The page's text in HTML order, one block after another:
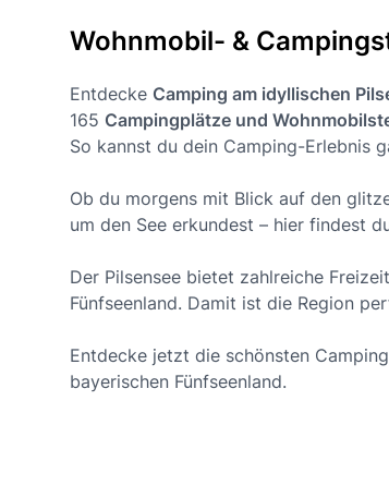
Wohnmobil- &
Entdecke Camping am idyllischen
165 Campingplätze und
So kannst du dein Camping-Erlebnis
Ob du morgens mit Blick auf den
um den See erkundest – hier findest
Der Pilsensee bietet zahlreiche
Fünfseenland. Damit ist die Region
Entdecke jetzt die schönsten
bayerischen Fünfseenland.